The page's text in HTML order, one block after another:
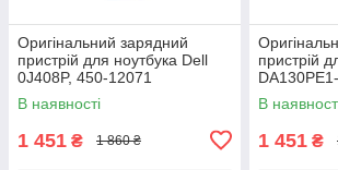
Оригінальний зарядний
пристрій для ноутбука Dell
0J408P, 450-12071
В наявності
1 451 ₴ 1 860 ₴
пристрій
В
1 451 ₴